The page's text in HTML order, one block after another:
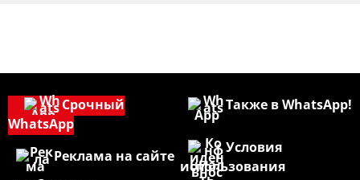
Также в WhatsApp!
Условия
использования
Срочный
WhatsApp
Реклама на сайте